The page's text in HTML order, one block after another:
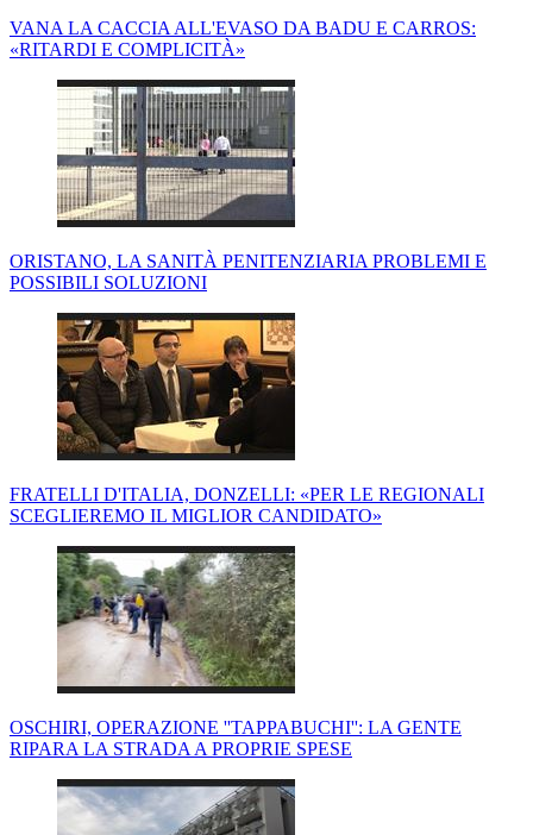
VANA LA CACCIA ALL'EVASO DA BADU E CARROS:
«RITARDI E COMPLICITÀ»
ORISTANO, LA SANITÀ PENITENZIARIA PROBLEMI E
POSSIBILI SOLUZIONI
FRATELLI D'ITALIA, DONZELLI: «PER LE REGIONALI
SCEGLIEREMO IL MIGLIOR CANDIDATO»
OSCHIRI, OPERAZIONE ''TAPPABUCHI'': LA GENTE
RIPARA LA STRADA A PROPRIE SPESE